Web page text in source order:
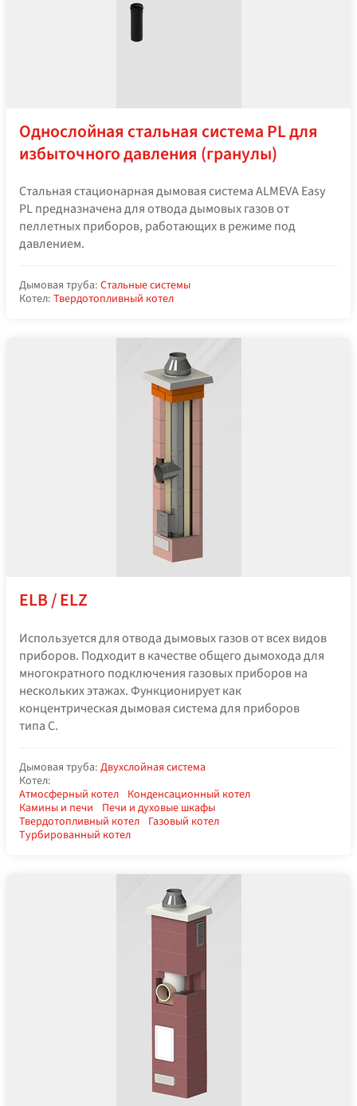
Однослойная стальная система PL для
избыточного давления (гранулы)
Стальная стационарная дымовая система ALMEVA Easy
PL предназначена для отвода дымовых газов от
пеллетных приборов, работающих в режиме под
давлением.
Дымовая труба: Стальные системы
Котел: Твердотопливный котел
ELB / ELZ
Используется для отвода дымовых газов от всех видов
приборов. Подходит в качестве общего дымохода для
многократного подключения газовых приборов на
нескольких этажах. Функционирует как
концентрическая дымовая система для приборов
типа C.
Дымовая труба: Двухслойная система
Котел:
Атмосферный котел Конденсационный котел
Камины и печи
Печи и духовые шкафы
Твердотопливный котел Газовый котел
Турбированный котел